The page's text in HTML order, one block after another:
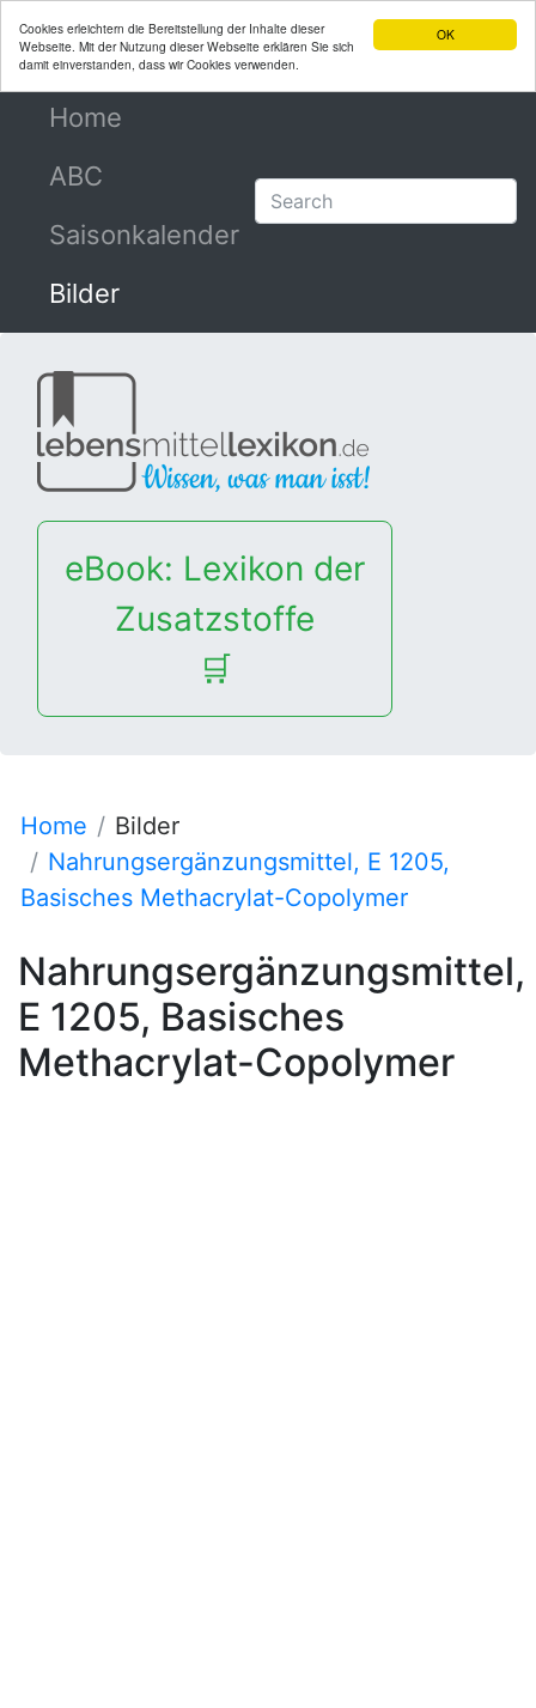
OK
Cookies erleichtern die Bereitstellung der Inhalte dieser
Webseite. Mit der Nutzung dieser Webseite erklären Sie sich
damit einverstanden, dass wir Cookies verwenden.
Home
ABC
Saisonkalender
Bilder
eBook: Lexikon der
Zusatzstoffe
🛒
Home
Bilder
Nahrungsergänzungsmittel, E 1205,
Basisches Methacrylat-Copolymer
Nahrungsergänzungsmittel,
E 1205, Basisches
Methacrylat-Copolymer